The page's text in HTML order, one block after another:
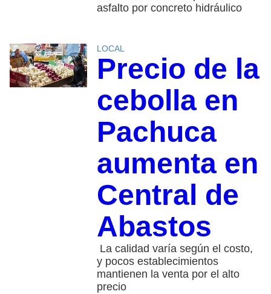
asfalto por concreto hidráulico
LOCAL
Precio de la
cebolla en
Pachuca
aumenta en
Central de
Abastos
La calidad varía según el costo,
y pocos establecimientos
mantienen la venta por el alto
precio